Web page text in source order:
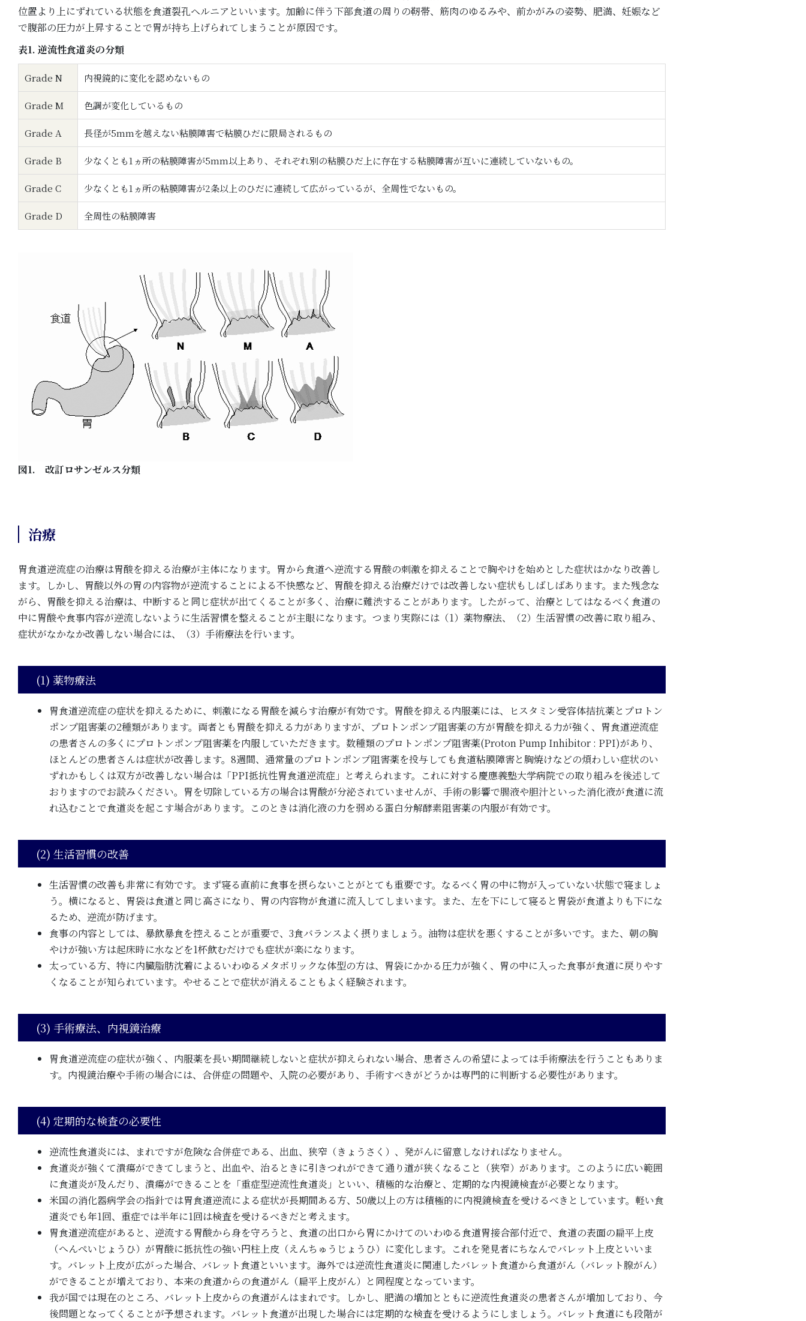
位置より上にずれている状態を食道裂孔ヘルニアといいます。加齢に伴う下部食道の周りの靭帯、筋肉のゆるみや、前かがみの姿勢、肥満、妊娠など
で腹部の圧力が上昇することで胃が持ち上げられてしまうことが原因です。
表1. 逆流性食道炎の分類
Grade N 内視鏡的に変化を認めないもの
Grade M 色調が変化しているもの
Grade A 長径が5mmを越えない粘膜障害で粘膜ひだに限局されるもの
Grade B 少なくとも1ヵ所の粘膜障害が5mm以上あり、それぞれ別の粘膜ひだ上に存在する粘膜障害が互いに連続していないもの。
Grade C 少なくとも1ヵ所の粘膜障害が2条以上のひだに連続して広がっているが、全周性でないもの。
Grade D 全周性の粘膜障害
図1. 改訂ロサンゼルス分類
治療
胃食道逆流症の治療は胃酸を抑える治療が主体になります。胃から食道へ逆流する胃酸の刺激を抑えることで胸やけを始めとした症状はかなり改善し
ます。しかし、胃酸以外の胃の内容物が逆流することによる不快感など、胃酸を抑える治療だけでは改善しない症状もしばしばあります。また残念な
がら、胃酸を抑える治療は、中断すると同じ症状が出てくることが多く、治療に難渋することがあります。したがって、治療としてはなるべく食道の
中に胃酸や食事内容が逆流しないように生活習慣を整えることが主眼になります。つまり実際には（1）薬物療法、（2）生活習慣の改善に取り組み、
症状がなかなか改善しない場合には、（3）手術療法を行います。
(1) 薬物療法
胃食道逆流症の症状を抑えるために、刺激になる胃酸を減らす治療が有効です。胃酸を抑える内服薬には、ヒスタミン受容体拮抗薬とプロトン
ポンプ阻害薬の2種類があります。両者とも胃酸を抑える力がありますが、プロトンポンプ阻害薬の方が胃酸を抑える力が強く、胃食道逆流症
の患者さんの多くにプロトンポンプ阻害薬を内服していただきます。数種類のプロトンポンプ阻害薬(Proton Pump Inhibitor : PPI)があり、
ほとんどの患者さんは症状が改善します。8週間、通常量のプロトンポンプ阻害薬を投与しても食道粘膜障害と胸焼けなどの煩わしい症状のい
ずれかもしくは双方が改善しない場合は「PPI抵抗性胃食道逆流症」と考えられます。これに対する慶應義塾大学病院での取り組みを後述して
おりますのでお読みください。胃を切除している方の場合は胃酸が分泌されていませんが、手術の影響で腸液や胆汁といった消化液が食道に流
れ込むことで食道炎を起こす場合があります。このときは消化液の力を弱める蛋白分解酵素阻害薬の内服が有効です。
(2) 生活習慣の改善
生活習慣の改善も非常に有効です。まず寝る直前に食事を摂らないことがとても重要です。なるべく胃の中に物が入っていない状態で寝ましょ
う。横になると、胃袋は食道と同じ高さになり、胃の内容物が食道に流入してしまいます。また、左を下にして寝ると胃袋が食道よりも下にな
るため、逆流が防げます。
食事の内容としては、暴飲暴食を控えることが重要で、3食バランスよく摂りましょう。油物は症状を悪くすることが多いです。また、朝の胸
やけが強い方は起床時に水などを1杯飲むだけでも症状が楽になります。
太っている方、特に内臓脂肪沈着によるいわゆるメタボリックな体型の方は、胃袋にかかる圧力が強く、胃の中に入った食事が食道に戻りやす
くなることが知られています。やせることで症状が消えることもよく経験されます。
(3) 手術療法、内視鏡治療
胃食道逆流症の症状が強く、内服薬を長い期間継続しないと症状が抑えられない場合、患者さんの希望によっては手術療法を行うこともありま
す。内視鏡治療や手術の場合には、合併症の問題や、入院の必要があり、手術すべきがどうかは専門的に判断する必要性があります。
(4) 定期的な検査の必要性
逆流性食道炎には、まれですが危険な合併症である、出血、狭窄（きょうさく）、発がんに留意しなければなりません。
食道炎が強くて潰瘍ができてしまうと、出血や、治るときに引きつれができて通り道が狭くなること（狭窄）があります。このように広い範囲
に食道炎が及んだり、潰瘍ができることを「重症型逆流性食道炎」といい、積極的な治療と、定期的な内視鏡検査が必要となります。
米国の消化器病学会の指針では胃食道逆流による症状が長期間ある方、50歳以上の方は積極的に内視鏡検査を受けるべきとしています。軽い食
道炎でも年1回、重症では半年に1回は検査を受けるべきだと考えます。
胃食道逆流症があると、逆流する胃酸から身を守ろうと、食道の出口から胃にかけてのいわゆる食道胃接合部付近で、食道の表面の扁平上皮
（へんぺいじょうひ）が胃酸に抵抗性の強い円柱上皮（えんちゅうじょうひ）に変化します。これを発見者にちなんでバレット上皮といいま
す。バレット上皮が広がった場合、バレット食道といいます。海外では逆流性食道炎に関連したバレット食道から食道がん（バレット腺がん）
ができることが増えており、本来の食道からの食道がん（扁平上皮がん）と同程度となっています。
我が国では現在のところ、バレット上皮からの食道がんはまれです。しかし、肥満の増加とともに逆流性食道炎の患者さんが増加しており、今
後問題となってくることが予想されます。バレット食道が出現した場合には定期的な検査を受けるようにしましょう。バレット食道にも段階が